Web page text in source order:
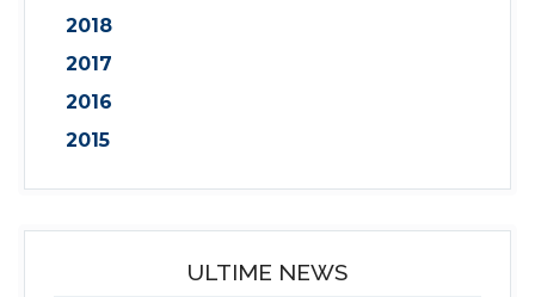
2018
2017
2016
2015
ULTIME NEWS